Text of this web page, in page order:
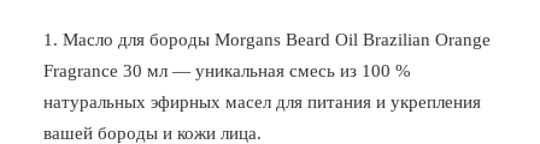
1. Масло для бороды Morgans Beard Oil Brazilian Orange
Fragrance 30 мл — уникальная смесь из 100 %
натуральных эфирных масел для питания и укрепления
вашей бороды и кожи лица.